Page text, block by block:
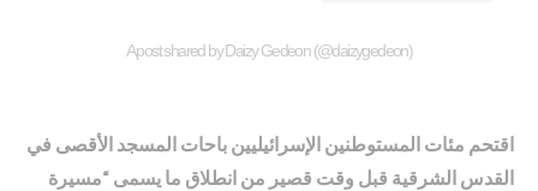
A post shared by Daizy Gedeon (@daizygedeon)
اقتحم مئات المستوطنين الإسرائيليين باحات المسجد الأقصى في
القدس الشرقية قبل وقت قصير من انطلاق ما يسمى “مسيرة